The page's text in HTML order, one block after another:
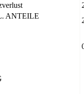
ANTEILE